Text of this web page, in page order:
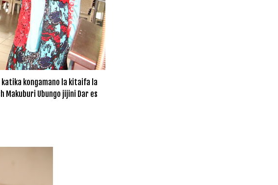
katika kongamano la kitaifa la
Makuburi Ubungo jijini Dar es